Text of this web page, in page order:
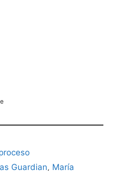
Guardian, María